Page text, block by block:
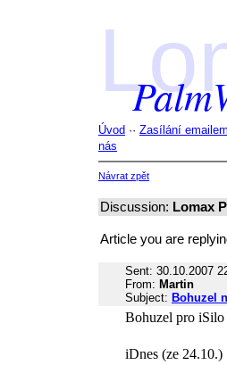
Úvod ·· Zasílání emailem
nás
Návrat zpět
Discussion: Lomax
Article you are
Sent: 30.10.2007
From: Martin
Subject: Bohuzel
Bohuzel pro iSilo
iDnes (ze 24.10.)